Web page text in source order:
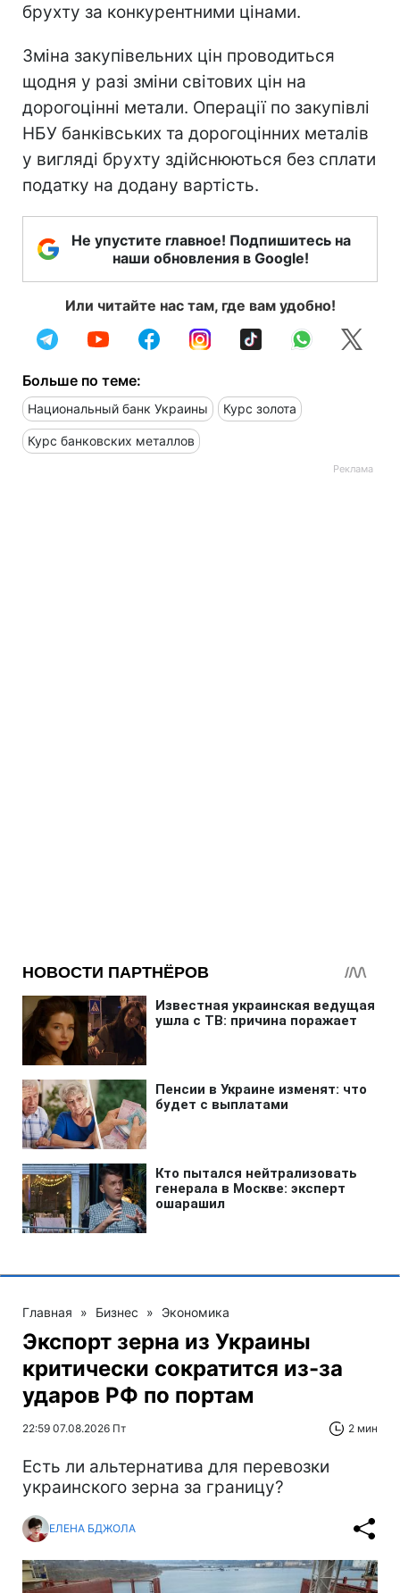
брухту за конкурентними цінами.
Зміна закупівельних цін проводиться
щодня у разі зміни світових цін на
дорогоцінні метали. Операції по закупівлі
НБУ банківських та дорогоцінних металів
у вигляді брухту здійснюються без сплати
податку на додану вартість.
Не упустите главное! Подпишитесь на
наши обновления в Google!
Или читайте нас там, где вам удобно!
Больше по теме:
Национальный банк Украины Курс золота
Курс банковских металлов
Главная » Бизнес » Экономика
Экспорт зерна из Украины
критически сократится из-за
ударов РФ по портам
22:59 07.08.2026 Пт 2 мин
Есть ли альтернатива для перевозки
украинского зерна за границу?
ЕЛЕНА БДЖОЛА